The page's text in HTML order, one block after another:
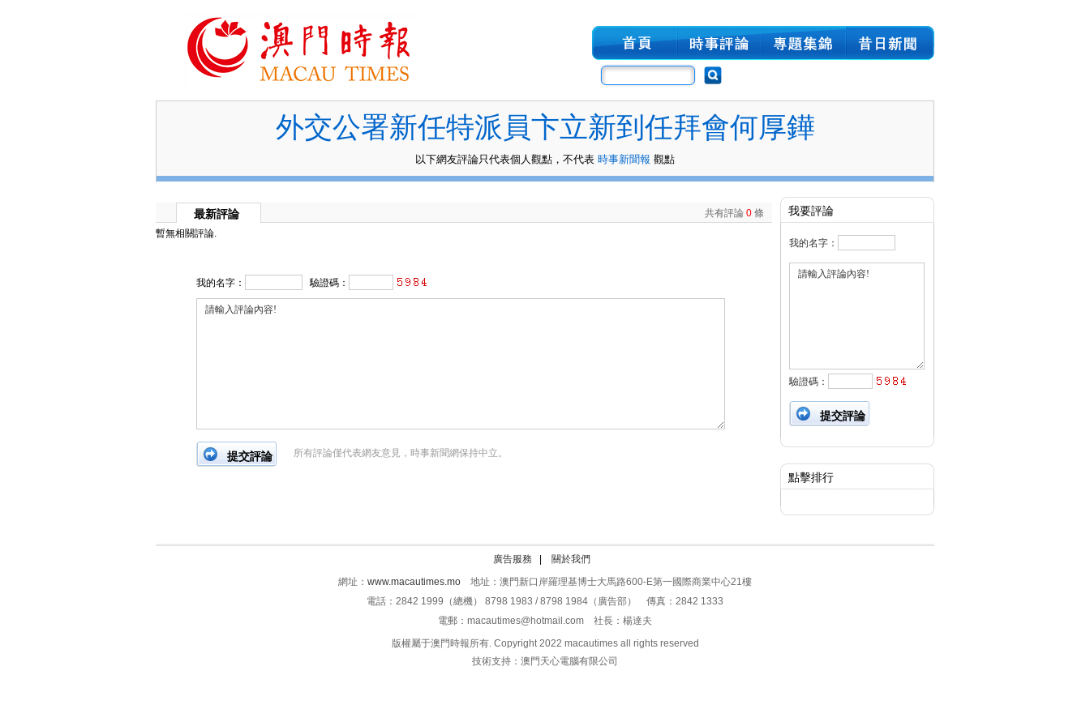
外交公署新任特派員卞立新到任拜會何厚鏵
以下網友評論只代表個人觀點，不代表 時事新聞報 觀點
最新評論 共有評論 0 條
暫無相關評論.
我的名字： 驗證碼：
所有評論僅代表網友意見，時事新聞網保持中立。
我要評論
我的名字：
驗證碼：
點擊排行
廣告服務
關於我們
網址： www.macautimes.mo 地址：澳門新口岸羅理基博士大馬路600-E第一國際商業中心21樓
電話：2842 1999（總機） 8798 1983 / 8798 1984（廣告部） 傳真：2842 1333
電郵：macautimes@hotmail.com 社長：楊達夫
版權屬于澳門時報所有. Copyright 2022 macautimes all rights reserved
技術支持：澳門天心電腦有限公司